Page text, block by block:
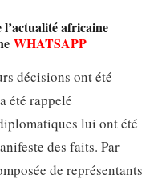
africaine
WHATSAPP
décisions ont été
été rappelé
lui ont été
des faits. Par
de représentants